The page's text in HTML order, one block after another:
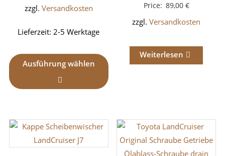
zzgl. Versandkosten
Lieferzeit:2-5 Werktage
Ausführung wählen
Price: 89,00 €
zzgl.Versandkosten
Weiterlesen